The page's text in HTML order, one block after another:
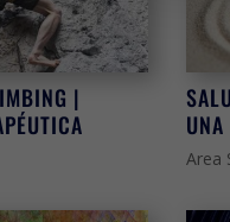
|
Area